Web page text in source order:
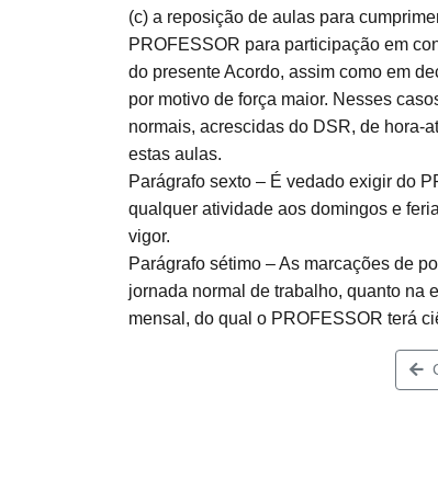
(c) a reposição de aulas para
PROFESSOR para participação em
do presente Acordo, assim como em
por motivo de força maior. Nesses
normais, acrescidas do DSR, de hora-
estas aulas.
Parágrafo sexto – É vedado exigir do
qualquer atividade aos domingos e
vigor.
Parágrafo sétimo – As marcações de
jornada normal de trabalho, quanto na
mensal, do qual o PROFESSOR terá